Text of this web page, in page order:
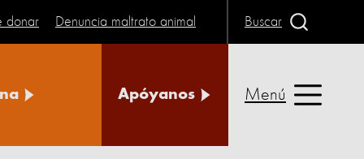
donar Denuncia maltrato animal Buscar
Apóyanos Menú